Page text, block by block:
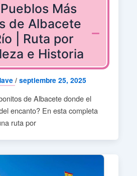
Más
de Albacete
| Ruta por
e Historia
/ septiembre 25, 2025
de Albacete donde el
encanto? En esta completa
ruta por